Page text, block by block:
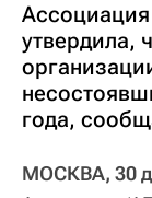
утвердила,
года,
МОСКВА, 30